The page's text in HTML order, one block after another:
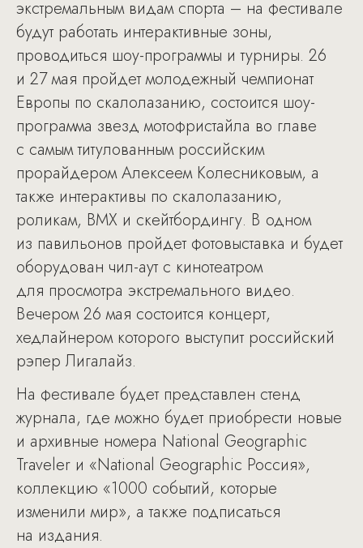
экстремальным видам спорта – на фестивале
будут работать интерактивные зоны,
проводиться шоу-программы и турниры. 26
и 27 мая пройдет молодежный чемпионат
Европы по скалолазанию, состоится шоу-
программа звезд мотофристайла во главе
с самым титулованным российским
прорайдером Алексеем Колесниковым, а
также интерактивы по скалолазанию,
роликам, BMX и скейтбордингу. В одном
из павильонов пройдет фотовыставка и будет
оборудован чил-аут с кинотеатром
для просмотра экстремального видео.
Вечером 26 мая состоится концерт,
хедлайнером которого выступит российский
рэпер Лигалайз.
На фестивале будет представлен стенд
журнала, где можно будет приобрести новые
и архивные номера National Geographic
Traveler и «National Geographic Россия»,
коллекцию «1000 событий, которые
изменили мир», а также подписаться
на издания.